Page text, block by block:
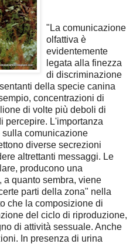
"La comunicazione
olfattiva è
evidentemente
legata alla finezza
di discriminazione
della specie canina
concentrazioni di
di volte più deboli di
percepire. L'importanza
comunicazione
diverse secrezioni
altrettanti messaggi. Le
producono una
a quanto sembra, viene
parti della zona" nella
che la composizione di
del ciclo di riproduzione,
di attività sessuale. Anche
In presenza di urina